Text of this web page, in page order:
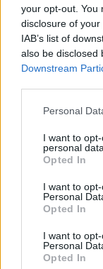
your opt-out. You
disclosure of
IAB’s list of
also be disclosed
Downstream
Personal
I want to
personal data.
Opted In
I want to
Personal
Opted In
I want to
Personal
Opted In